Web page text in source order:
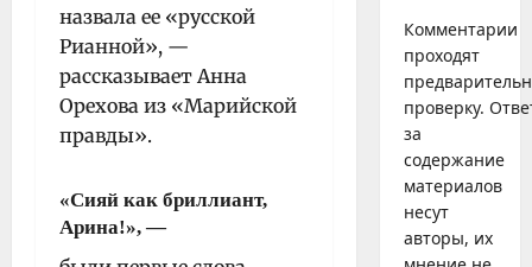
назвала ее «русской
Рианной», —
рассказывает Анна
Орехова из «Марийской
правды».
«Сияй как бриллиант,
Арина!», —
Комментарии
проходят
проверку.
за
содержание
материалов
несут
авторы, их